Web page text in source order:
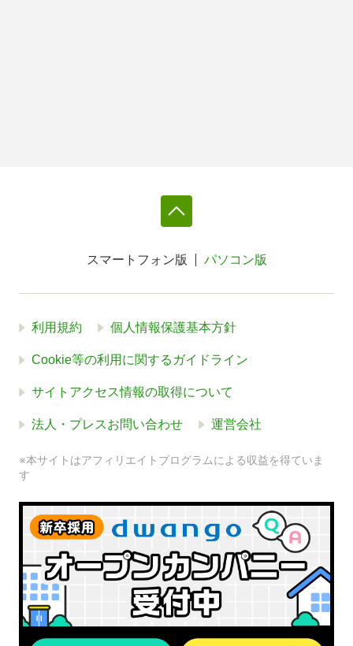
スマートフォン版 パソコン版
利用規約 個人情報保護基本方針
Cookie等の利用に関するガイドライン
サイトアクセス情報の取得について
法人・プレスお問い合わせ 運営会社
※本サイトはアフィリエイトプログラムによる収益を得ていま
す